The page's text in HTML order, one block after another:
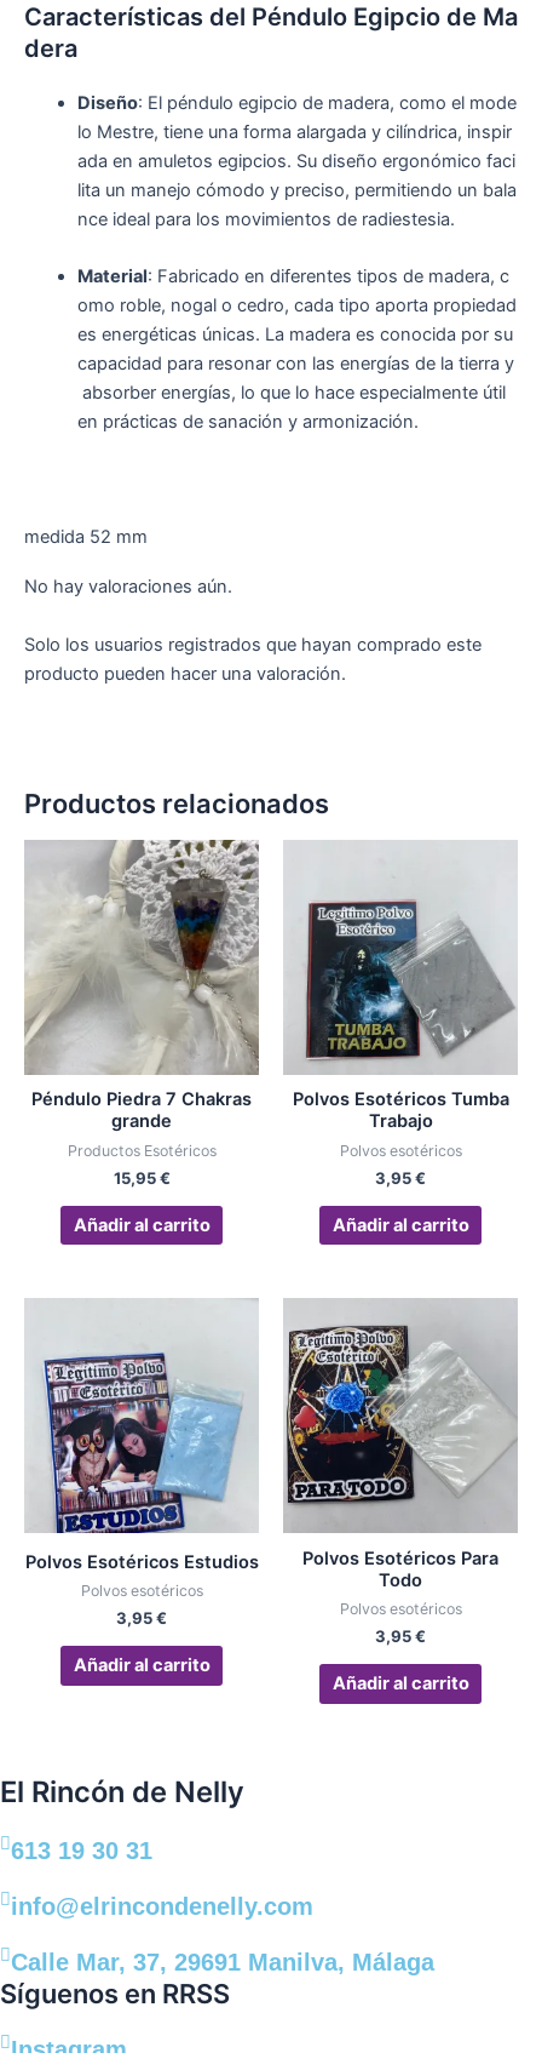
Características del Péndulo Egipcio de Ma
dera
Diseño: El péndulo egipcio de madera, como el mode
lo Mestre, tiene una forma alargada y cilíndrica, inspir
ada en amuletos egipcios. Su diseño ergonómico faci
lita un manejo cómodo y preciso, permitiendo un bala
nce ideal para los movimientos de radiestesia.
Material: Fabricado en diferentes tipos de madera, c
omo roble, nogal o cedro, cada tipo aporta propiedad
es energéticas únicas. La madera es conocida por su
capacidad para resonar con las energías de la tierra y
absorber energías, lo que lo hace especialmente útil
en prácticas de sanación y armonización.
medida 52 mm
No hay valoraciones aún.
Solo los usuarios registrados que hayan comprado este
producto pueden hacer una valoración.
Productos relacionados
Péndulo Piedra 7 Chakras
grande
Productos Esotéricos
15,95€
Añadir al carrito
Polvos Esotéricos Tumba
Trabajo
Polvos esotéricos
3,95€
Añadir al carrito
Polvos Esotéricos Estudios
Polvos esotéricos
3,95€
Añadir al carrito
Polvos Esotéricos Para
Todo
Polvos esotéricos
3,95€
Añadir al carrito
El Rincón de Nelly
613 19 30 31
info@elrincondenelly.com
Calle Mar, 37, 29691 Manilva, Málaga
Síguenos en RRSS